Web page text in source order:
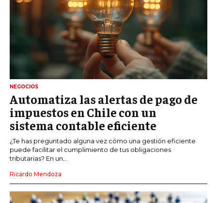
NEGOCIOS
Automatiza las alertas de pago de
impuestos en Chile con un
sistema contable eficiente
¿Te has preguntado alguna vez cómo una gestión eficiente
puede facilitar el cumplimiento de tus obligaciones
tributarias? En un...
Ricardo Mendoza